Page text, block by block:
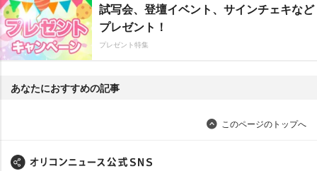
試写会、登壇イベント、サインチェキなど
プレゼント！
プレゼント特集
あなたにおすすめの記事
このページのトップへ